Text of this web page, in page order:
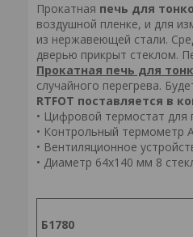
Прокатная печь для
воздушной пленке, и для
из нержавеющей стали.
дверью прикрыт стеклом.
Прокатная печь для
случайного перегрева.
RTFOT поставляется в
• Цифровой термостат для
• Контрольный термометр
• Вентиляционное
• Диаметр 64x140 мм 8
Б1780